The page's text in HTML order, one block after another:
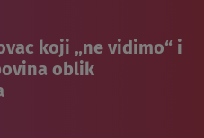
koji „ne vidimo“ i
oblik